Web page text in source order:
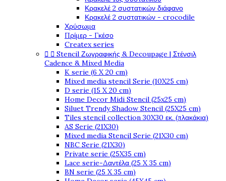
Κρακελέ 2 συστατικών διάφανο
Κρακελέ 2 συστατικών - crocodile
Χρύσωμα
Πρίμερ - Γκέσο
Createx series
  Stencil Ζωγραφικής & Decoupage | Στένσιλ
Cadence & Mixed Media
K serie (6 X 20 cm)
Mixed media stencil Serie (10X25 cm)
D serie (15 X 20 cm)
Home Decor Midi Stencil (25x25 cm)
Siluet Trendy Shadow Stencil (25X25 cm)
Tiles stencil collection 30X30 εκ. (πλακάκια)
AS Serie (21X30)
Mixed media Stencil Serie (21X30 cm)
NBC Serie (21X30)
Private serie (25X35 cm)
Lace serie-Δαντέλα (25 X 35 cm)
BN serie (25 X 35 cm)